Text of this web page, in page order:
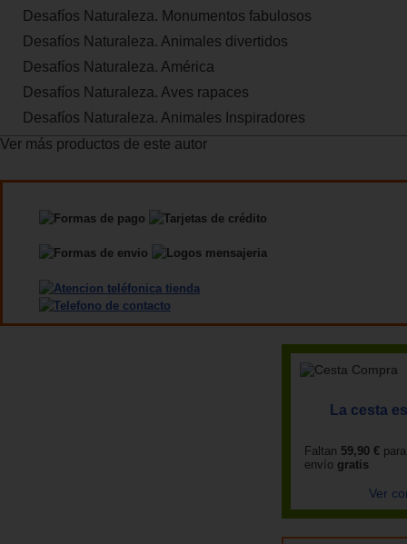
Desafíos Naturaleza. Monumentos fabulosos
Desafíos Naturaleza. Animales divertidos
Desafíos Naturaleza. América
Desafíos Naturaleza. Aves rapaces
Desafíos Naturaleza. Animales Inspiradores
Ver más productos de este autor
La cesta
Faltan 59,90 €
envío gratis
Ver